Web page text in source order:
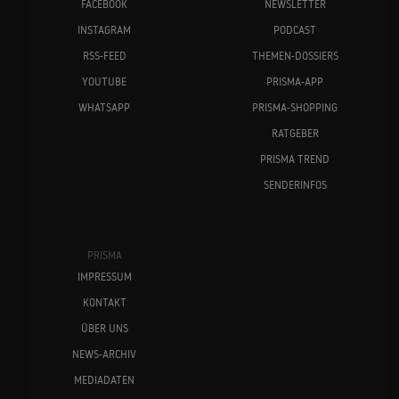
FACEBOOK
INSTAGRAM
RSS-FEED
YOUTUBE
WHATSAPP
NEWSLETTER
PODCAST
THEMEN-DOSSIERS
PRISMA-APP
PRISMA-SHOPPING
RATGEBER
PRISMA TREND
SENDERINFOS
PRISMA
IMPRESSUM
KONTAKT
ÜBER UNS
NEWS-ARCHIV
MEDIADATEN